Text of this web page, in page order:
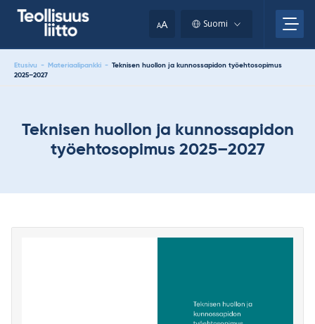
AA Suomi
Etusivu - Materiaalipankki - Teknisen huollon ja kunnossapidon työehtosopimus
2025–2027
Teknisen huollon ja kunnossapidon
työehtosopimus 2025–2027
clipboard.)